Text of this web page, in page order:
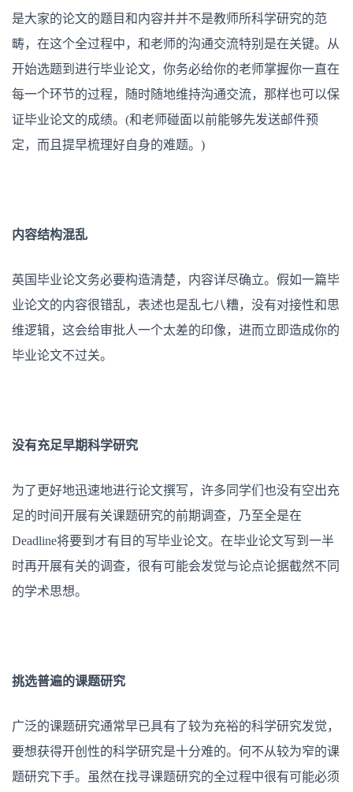
是大家的论文的题目和内容并并不是教师所科学研究的范
畴，在这个全过程中，和老师的沟通交流特别是在关键。从
开始选题到进行毕业论文，你务必给你的老师掌握你一直在
每一个环节的过程，随时随地维持沟通交流，那样也可以保
证毕业论文的成绩。(和老师碰面以前能够先发送邮件预
定，而且提早梳理好自身的难题。)
内容结构混乱
英国毕业论文务必要构造清楚，内容详尽确立。假如一篇毕
业论文的内容很错乱，表述也是乱七八糟，没有对接性和思
维逻辑，这会给审批人一个太差的印像，进而立即造成你的
毕业论文不过关。
没有充足早期科学研究
为了更好地迅速地进行论文撰写，许多同学们也没有空出充
足的时间开展有关课题研究的前期调查，乃至全是在
Deadline将要到才有目的写毕业论文。在毕业论文写到一半
时再开展有关的调查，很有可能会发觉与论点论据截然不同
的学术思想。
挑选普遍的课题研究
广泛的课题研究通常早已具有了较为充裕的科学研究发觉，
要想获得开创性的科学研究是十分难的。何不从较为窄的课
题研究下手。虽然在找寻课题研究的全过程中很有可能必须